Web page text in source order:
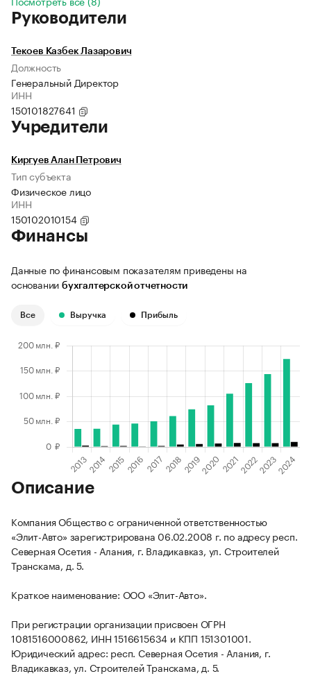
Руководители
Текоев Казбек Лазарович
Должность
Генеральный Директор
ИНН
150101827641
Учредители
Киргуев Алан Петрович
Тип субъекта
Физическое лицо
ИНН
150102010154
Финансы
Данные по финансовым показателям приведены на
основании бухгалтерской отчетности
Все Выручка Прибыль
Описание
Компания Общество с ограниченной ответственностью
«Элит-Авто» зарегистрирована 06.02.2008 г. по адресу респ.
Северная Осетия - Алания, г. Владикавказ, ул. Строителей
Транскама, д. 5.
Краткое наименование: ООО «Элит-Авто».
При регистрации организации присвоен ОГРН
1081516000862, ИНН 1516615634 и КПП 151301001.
Юридический адрес: респ. Северная Осетия - Алания, г.
Владикавказ, ул. Строителей Транскама, д. 5.